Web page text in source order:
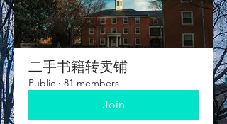
二手书籍转卖铺
Public · 81 members
Join